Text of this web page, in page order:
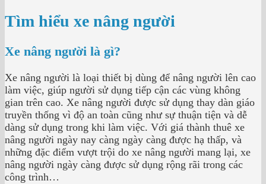
Tìm hiểu xe nâng người
Xe nâng người là gì?
Xe nâng người là loại thiết bị dùng để nâng người lên cao
làm việc, giúp người sử dụng tiếp cận các vùng không
gian trên cao. Xe nâng người được sử dụng thay dàn giáo
truyền thống vì độ an toàn cũng như sự thuận tiện và dễ
dàng sử dụng trong khi làm việc. Với giá thành thuê xe
nâng người ngày nay càng ngày càng được hạ thấp, và
những đặc điểm vượt trội do xe nâng người mang lại, xe
nâng người ngày càng được sử dụng rộng rãi trong các
công trình…